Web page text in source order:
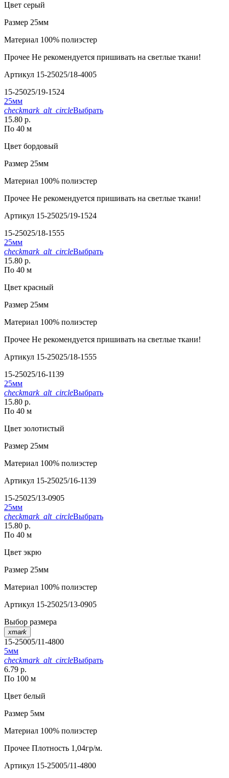
Цвет серый
Размер 25мм
Материал 100% полиэстер
Прочее Не рекомендуется пришивать на светлые ткани!
Артикул 15-25025/18-4005
15-25025/19-1524
25мм
checkmark_alt_circleВыбрать
15.80 р.
По 40 м
Цвет бордовый
Размер 25мм
Материал 100% полиэстер
Прочее Не рекомендуется пришивать на светлые ткани!
Артикул 15-25025/19-1524
15-25025/18-1555
25мм
checkmark_alt_circleВыбрать
15.80 р.
По 40 м
Цвет красный
Размер 25мм
Материал 100% полиэстер
Прочее Не рекомендуется пришивать на светлые ткани!
Артикул 15-25025/18-1555
15-25025/16-1139
25мм
checkmark_alt_circleВыбрать
15.80 р.
По 40 м
Цвет золотистый
Размер 25мм
Материал 100% полиэстер
Артикул 15-25025/16-1139
15-25025/13-0905
25мм
checkmark_alt_circleВыбрать
15.80 р.
По 40 м
Цвет экрю
Размер 25мм
Материал 100% полиэстер
Артикул 15-25025/13-0905
Выбор размера
xmark
15-25005/11-4800
5мм
checkmark_alt_circleВыбрать
6.79 р.
По 100 м
Цвет белый
Размер 5мм
Материал 100% полиэстер
Прочее Плотность 1,04гр/м.
Артикул 15-25005/11-4800